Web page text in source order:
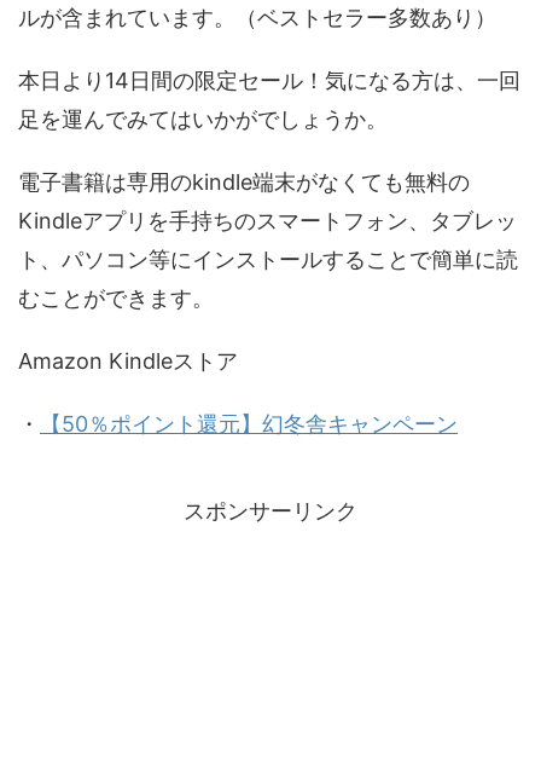
ルが含まれています。（ベストセラー多数あり）
本日より14日間の限定セール！気になる方は、一回
足を運んでみてはいかがでしょうか。
電子書籍は専用のkindle端末がなくても無料の
Kindleアプリを手持ちのスマートフォン、タブレッ
ト、パソコン等にインストールすることで簡単に読
むことができます。
Amazon Kindleストア
・ 【50％ポイント還元】幻冬舎キャンペーン
スポンサーリンク